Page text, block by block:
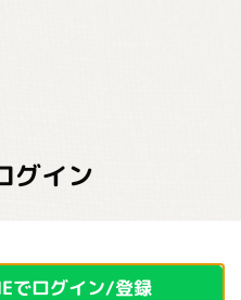
グイン
でログイン/登録